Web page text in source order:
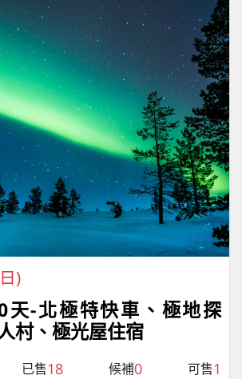
)
天-北極特快車、極地探
村、極光屋住宿
已售18 候補0 可售1